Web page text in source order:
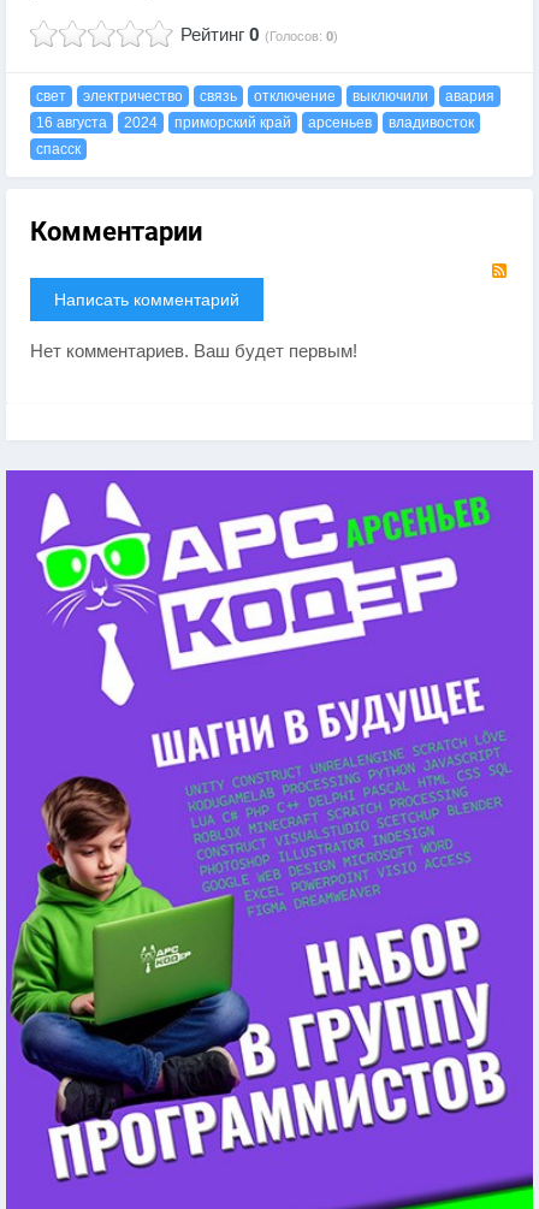
Рейтинг 0 (Голосов: 0)
свет электричество связь отключение выключили
авария
16 августа
2024 приморский край арсеньев
владивосток
спасск
Комментарии
Написать комментарий
Нет комментариев. Ваш будет первым!